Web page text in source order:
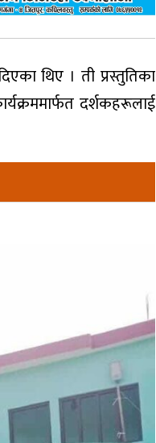
थिए । ती प्रस्तुतिका
दर्शकहरूलाई